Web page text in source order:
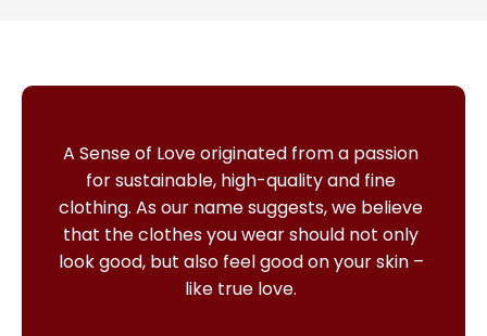
A Sense of Love originated from a passion
for sustainable, high-quality and fine
clothing. As our name suggests, we believe
that the clothes you wear should not only
look good, but also feel good on your skin –
like true love.